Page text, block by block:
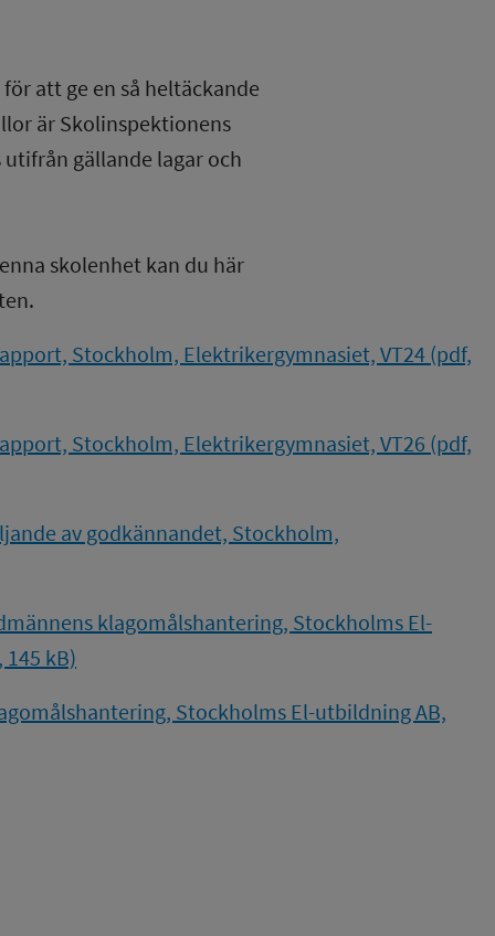
att ge en så heltäckande
är Skolinspektionens
gällande lagar och
skolenhet kan du här
Stockholm, Elektrikergymnasiet, VT24 (pdf,
Stockholm, Elektrikergymnasiet, VT26 (pdf,
av godkännandet, Stockholm,
klagomålshantering, Stockholms El-
kB)
Stockholms El-utbildning AB,